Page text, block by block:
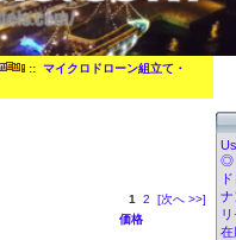
::マイクロドローン組立て・
1 2
[次へ >>]
価格
◎
ナ
在